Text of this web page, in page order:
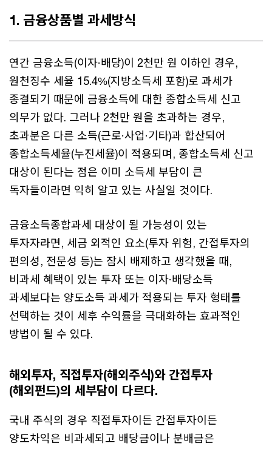
1. 금융상품별 과세방식
연간 금융소득(이자·배당)이 2천만 원 이하인 경우,
원천징수 세율 15.4%(지방소득세 포함)로 과세가
종결되기 때문에 금융소득에 대한 종합소득세 신고
의무가 없다. 그러나 2천만 원을 초과하는 경우,
초과분은 다른 소득(근로·사업·기타)과 합산되어
종합소득세율(누진세율)이 적용되며, 종합소득세 신고
대상이 된다는 점은 이미 소득세 부담이 큰
독자들이라면 익히 알고 있는 사실일 것이다.
금융소득종합과세 대상이 될 가능성이 있는
투자자라면, 세금 외적인 요소(투자 위험, 간접투자의
편의성, 전문성 등)는 잠시 배제하고 생각했을 때,
비과세 혜택이 있는 투자 또는 이자·배당소득
과세보다는 양도소득 과세가 적용되는 투자 형태를
선택하는 것이 세후 수익률을 극대화하는 효과적인
방법이 될 수 있다.
해외투자, 직접투자(해외주식)와 간접투자
(해외펀드)의 세부담이 다르다.
국내 주식의 경우 직접투자이든 간접투자이든
양도차익은 비과세되고 배당금이나 분배금은